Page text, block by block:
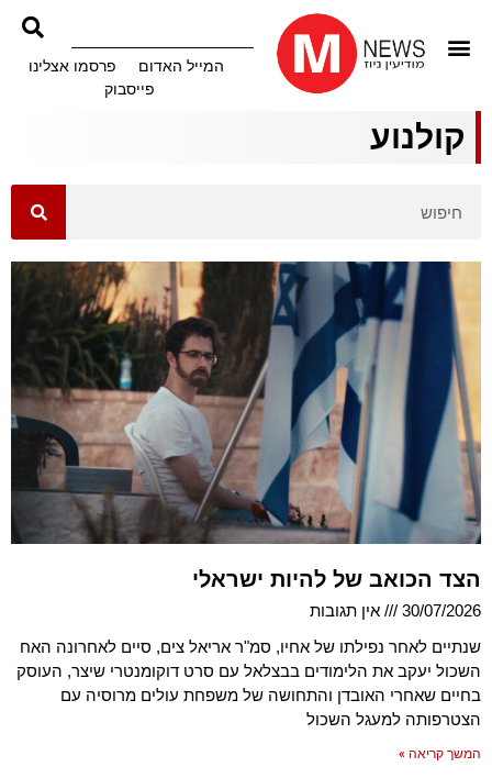
המייל האדום
פרסמו אצלינו
פייסבוק
קולנוע
הצד הכואב של להיות ישראלי
30/07/2026
אין תגובות
שנתיים לאחר נפילתו של אחיו, סמ"ר אריאל צים, סיים לאחרונה האח
השכול יעקב את הלימודים בבצלאל עם סרט דוקומנטרי שיצר, העוסק
בחיים שאחרי האובדן והתחושה של משפחת עולים מרוסיה עם
הצטרפותה למעגל השכול
המשך קריאה »